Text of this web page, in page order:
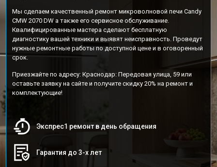
Мы сделаем качественный ремонт микроволновой печи Candy
CMW 2070 DW а также его сервисное обслуживание.
Квалифицированные мастера сделают бесплатную
диагностику вашей техники и выявят неисправность. Проведут
нужные ремонтные работы по доступной цене и в оговоренный
срок.
Приезжайте по адресу: Краснодар: Передовая улица, 59 или
оставьте заявку на сайте и получите скидку 20% на ремонт и
комплектующие!
Экспрес1 ремонт в день обращения
Гарантия до 3-х лет